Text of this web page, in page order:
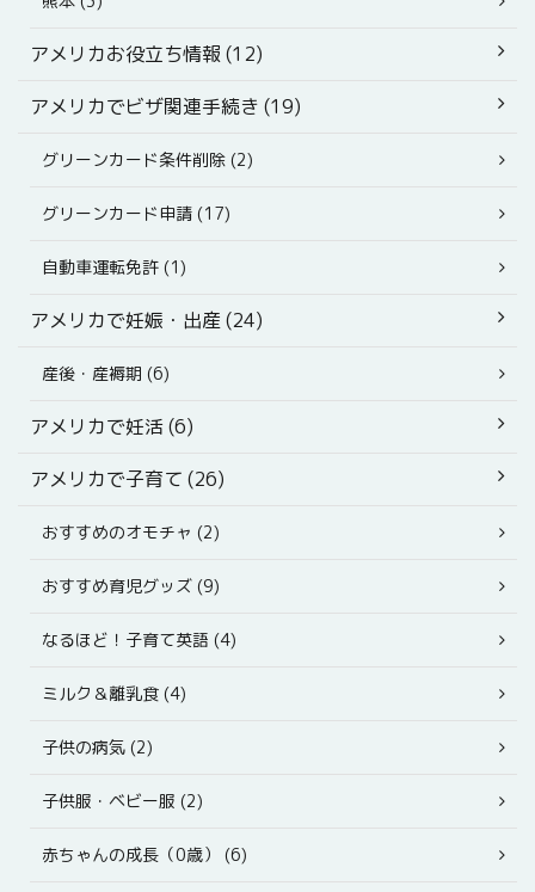
アメリカお役立ち情報 (12)
アメリカでビザ関連手続き (19)
グリーンカード条件削除 (2)
グリーンカード申請 (17)
自動車運転免許 (1)
アメリカで妊娠・出産 (24)
産後・産褥期 (6)
アメリカで妊活 (6)
アメリカで子育て (26)
おすすめのオモチャ (2)
おすすめ育児グッズ (9)
なるほど！子育て英語 (4)
ミルク＆離乳食 (4)
子供の病気 (2)
子供服・ベビー服 (2)
赤ちゃんの成長（0歳） (6)